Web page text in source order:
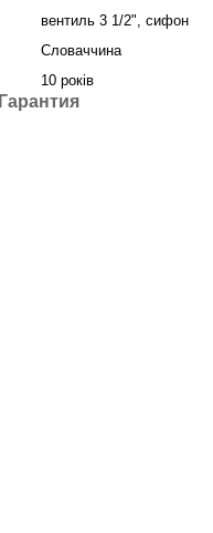
вентиль 3 1/2", сифон
Словаччина
10 років
Гарантия